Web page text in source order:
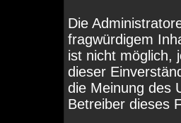
Die
fragwürdigem
ist nicht möglich,
dieser
die Meinung des
Betreiber dieses